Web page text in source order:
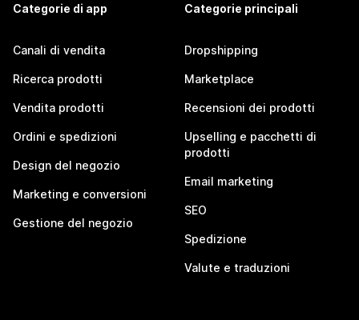
Categorie di app
Canali di vendita
Ricerca prodotti
Vendita prodotti
Ordini e spedizioni
Design del negozio
Marketing e conversioni
Gestione del negozio
Categorie principali
Dropshipping
Marketplace
Recensioni dei prodotti
Upselling e pacchetti di
prodotti
Email marketing
SEO
Spedizione
Valute e traduzioni